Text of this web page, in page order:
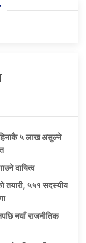
५ लाख असुल्ने
दायित्व
तयारी, ५५१ सदस्यीय
नयाँ राजनीतिक